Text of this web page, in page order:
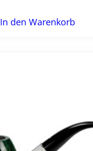
In den Warenkorb